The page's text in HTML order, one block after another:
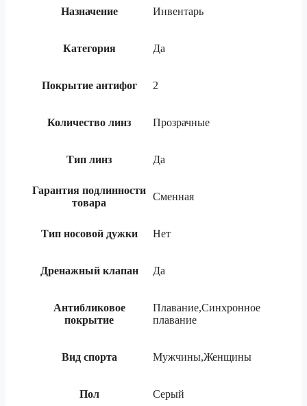
Назначение Инвентарь
Категория Да
Покрытие антифог 2
Количество линз Прозрачные
Тип линз Да
Гарантия подлинности
товара
Сменная
Тип носовой дужки Нет
Дренажный клапан Да
Антибликовое
покрытие
Плавание,Синхронное
плавание
Вид спорта Мужчины,Женщины
Пол Серый